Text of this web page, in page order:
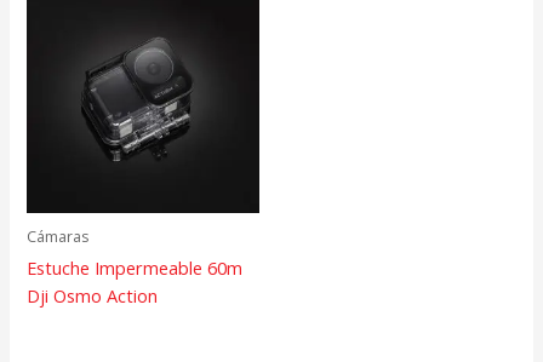
Cámaras
Estuche Impermeable 60m
Dji Osmo Action